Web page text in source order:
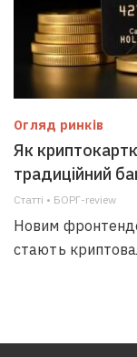
Огляд ринків
Як
традиційний
Статті • БОРГ-review
Новим
стають